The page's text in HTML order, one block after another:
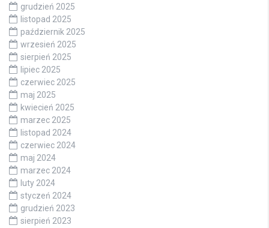
grudzień 2025
listopad 2025
październik 2025
wrzesień 2025
sierpień 2025
lipiec 2025
czerwiec 2025
maj 2025
kwiecień 2025
marzec 2025
listopad 2024
czerwiec 2024
maj 2024
marzec 2024
luty 2024
styczeń 2024
grudzień 2023
sierpień 2023